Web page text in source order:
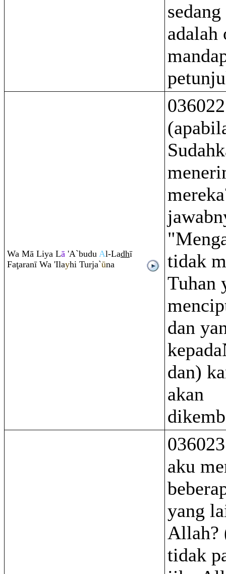
adalah
Wa Mā Liya Lā 'A`budu Al-Ladhī
Faţaranī Wa 'Ilayhi Turja`ūna
tidak
Tuhan
dan
dan)
akan
aku
yang
Allah?
tidak